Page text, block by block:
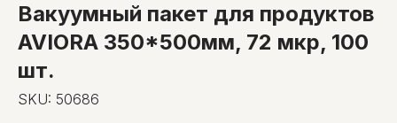
Вакуумный пакет для продуктов
AVIORA 350*500мм, 72 мкр, 100
шт.
SKU: 50686